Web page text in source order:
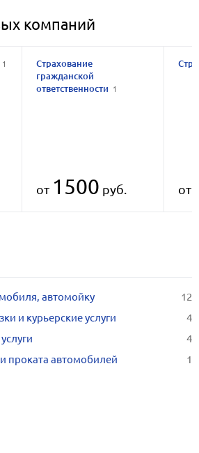
компаний
1
Страхование
гражданской
ответственности
1
от 1500 руб. от
автомойку
12
и курьерские услуги
4
4
проката автомобилей
1